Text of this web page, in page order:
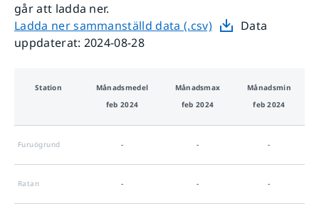
går att ladda ner.
Ladda ner sammanställd data (.csv)
Data
uppdaterat: 2024-08-28
Station
Månads­medel
feb 2024
Månads­max
feb 2024
Månads­min
feb 2024
Furuögrund - - -
Ratan - - -